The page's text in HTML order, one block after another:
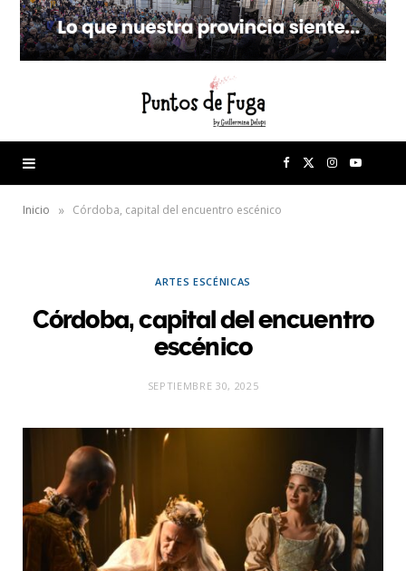
F
k e
r
)
I Y
Inicio » Córdoba, capital del encuentro escénico
ARTES ESCÉNICAS
Córdoba, capital del encuentro
escénico
SEPTIEMBRE 30, 2025